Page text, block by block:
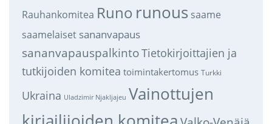
Rauhankomitea Runo runous saame
saamelaiset sananvapaus
sananvapauspalkintoTietokirjoittajien ja
tutkijoiden komitea toimintakertomus Turkki
Ukraina Uladzimir Njakljajeu Vainottujen